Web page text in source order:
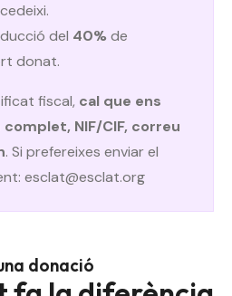
del 40% de
donat.
fiscal, cal que ens
NIF/CIF, correu
. Si prefereixes enviar el
esclat@esclat.org
donació